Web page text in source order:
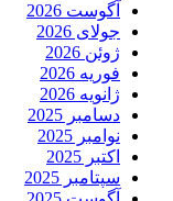
آگوست 2026
جولای 2026
ژوئن 2026
فوریه 2026
ژانویه 2026
دسامبر 2025
نوامبر 2025
اکتبر 2025
سپتامبر 2025